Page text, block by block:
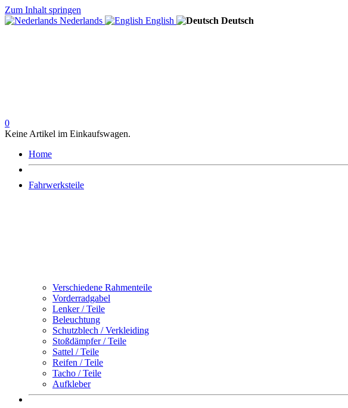
Zum Inhalt springen
Nederlands
English Deutsch
0
Keine Artikel im Einkaufswagen.
Home
Fahrwerksteile
Verschiedene Rahmenteile
Vorderradgabel
Lenker / Teile
Beleuchtung
Schutzblech / Verkleiding
Stoßdämpfer / Teile
Sattel / Teile
Reifen / Teile
Tacho / Teile
Aufkleber